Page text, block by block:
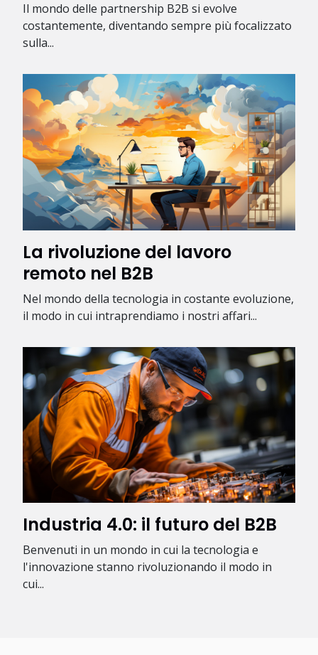
Il mondo delle partnership B2B si evolve
costantemente, diventando sempre più focalizzato
sulla...
La rivoluzione del lavoro
remoto nel B2B
Nel mondo della tecnologia in costante evoluzione,
il modo in cui intraprendiamo i nostri affari...
Industria 4.0: il futuro del B2B
Benvenuti in un mondo in cui la tecnologia e
l'innovazione stanno rivoluzionando il modo in
cui...